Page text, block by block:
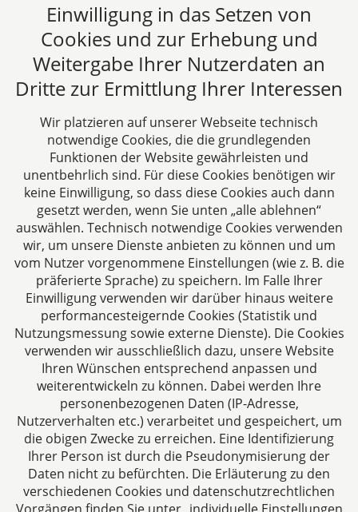
Fax: +49 241 94621-111
E-Mail:
kanzlei@dhk-law.com
Über uns
DH&K ist Ihre erfahrene Wirtschaftskanzlei aus
Aachen. Wir denken unternehmerisch und
verstehen uns als Full-Service-Dienstleister. Rechts-
und Steuerberatung auf höchstem Niveau in einer
persönlichen Beratungs- und Arbeitsatmosphäre
sind die Zielsetzungen unserer täglichen Arbeit.
Folgen Sie uns auf
Das europäische Kanzlei-Netzwerk
Einwilligung in das Setzen von
Cookies und zur Erhebung und
Weitergabe Ihrer Nutzerdaten an
Dritte zur Ermittlung Ihrer Interessen
Wir platzieren auf unserer Webseite technisch
notwendige Cookies, die die grundlegenden
Funktionen der Website gewährleisten und
unentbehrlich sind. Für diese Cookies benötigen wir
keine Einwilligung, so dass diese Cookies auch dann
gesetzt werden, wenn Sie unten „alle ablehnen“
auswählen. Technisch notwendige Cookies verwenden
wir, um unsere Dienste anbieten zu können und um
vom Nutzer vorgenommene Einstellungen (wie z. B. die
präferierte Sprache) zu speichern. Im Falle Ihrer
Einwilligung verwenden wir darüber hinaus weitere
performancesteigernde Cookies (Statistik und
Nutzungsmessung sowie externe Dienste). Die Cookies
verwenden wir ausschließlich dazu, unsere Website
Ihren Wünschen entsprechend anpassen und
weiterentwickeln zu können. Dabei werden Ihre
personenbezogenen Daten (IP-Adresse,
Nutzerverhalten etc.) verarbeitet und gespeichert, um
die obigen Zwecke zu erreichen. Eine Identifizierung
Ihrer Person ist durch die Pseudonymisierung der
Daten nicht zu befürchten. Die Erläuterung zu den
verschiedenen Cookies und datenschutzrechtlichen